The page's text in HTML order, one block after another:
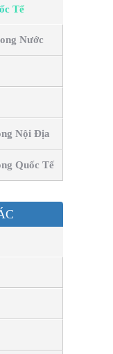
Tế
Nước
Nội Địa
Quốc Tế